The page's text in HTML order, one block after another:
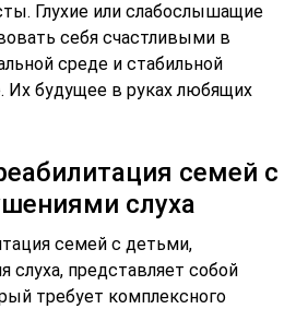
Глухие или слабослышащие
себя счастливыми в
среде и стабильной
Их будущее в руках любящих
семей с
слуха
семей с детьми,
представляет собой
требует комплексного